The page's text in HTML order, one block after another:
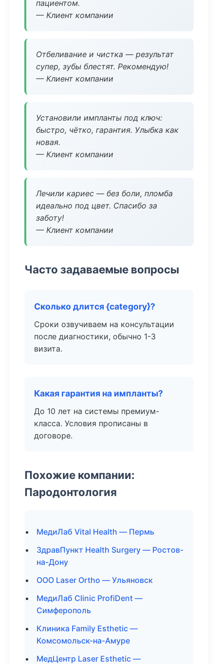
пациентом.
— Клиент компании
Отбеливание и чистка — результат
супер, зубы блестят. Рекомендую!
— Клиент компании
Установили импланты под ключ:
быстро, чётко, гарантия. Улыбка как
новая.
— Клиент компании
Лечили кариес — без боли, пломба
идеально под цвет. Спасибо за
заботу!
— Клиент компании
Часто задаваемые вопросы
Сколько длится {category}?
Сроки озвучиваем на консультации
после диагностики, обычно 1-3
визита.
Какая гарантия на импланты?
До 10 лет на системы премиум-
класса. Условия прописаны в
договоре.
Похожие компании:
Пародонтология
МедиЛаб Vital Health — Пермь
ЗдравПункт Health Surgery — Ростов-
на-Дону
ООО Laser Ortho — Ульяновск
МедиЛаб Clinic ProfiDent —
Симферополь
Клиника Family Esthetic —
Комсомольск-на-Амуре
МедЦентр Laser Esthetic —